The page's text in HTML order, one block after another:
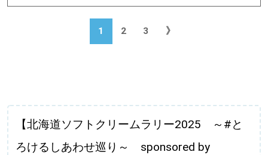
1 2 3 》
【北海道ソフトクリームラリー2025 ～#と
ろけるしあわせ巡り～ sponsored by